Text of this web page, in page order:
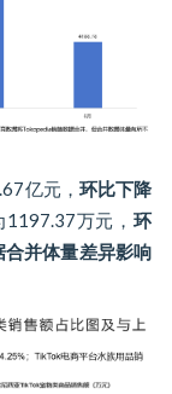
亿元， 环比下降
万元， 环
并体量差异影响